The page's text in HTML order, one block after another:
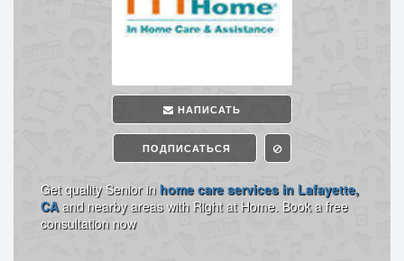
НАПИСАТЬ
ПОДПИСАТЬСЯ
Get quality Senior in home care services in Lafayette,
CAand nearby areas with Right at Home. Book a free
consultation now